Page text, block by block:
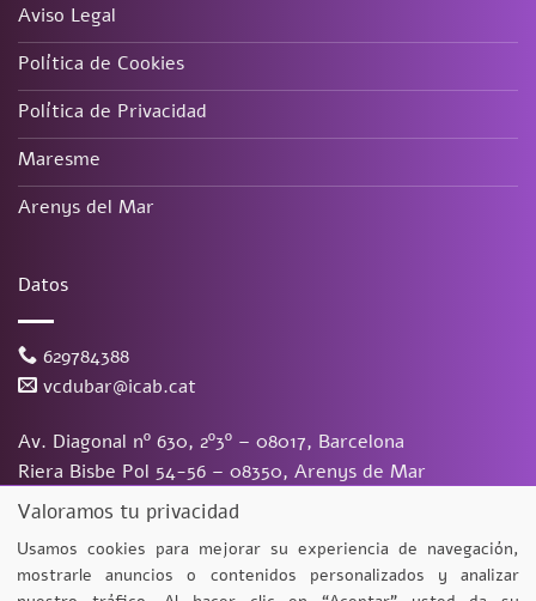
Aviso Legal
Política de Cookies
Política de Privacidad
Maresme
Arenys del Mar
Datos
629784388
vcdubar@icab.cat
Av. Diagonal nº 630, 2º3º – 08017, Barcelona
Riera Bisbe Pol 54-56 – 08350, Arenys de Mar
Vanessa Du Bar Casas©2026. Todos los derechos reservados.
Diseño y desarrollo TuchoDigital
Valoramos tu privacidad
Usamos cookies para mejorar su experiencia de navegación,
mostrarle anuncios o contenidos personalizados y analizar